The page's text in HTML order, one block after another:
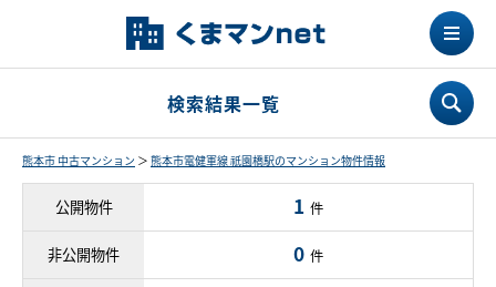
検索結果一覧
熊本市 中古マンション ＞ 熊本市電健軍線 祇園橋駅のマンション物件情報
公開物件 1 件
非公開物件 0 件